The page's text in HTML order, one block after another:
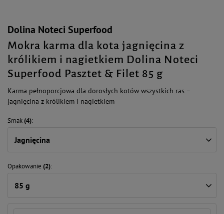
Dolina Noteci Superfood
Mokra karma dla kota jagnięcina z
królikiem i nagietkiem Dolina Noteci
Superfood Pasztet & Filet 85 g
Karma pełnoporcjowa dla dorosłych kotów wszystkich ras –
jagnięcina z królikiem i nagietkiem
Smak(4)
Jagnięcina
Opakowanie (2)
85 g